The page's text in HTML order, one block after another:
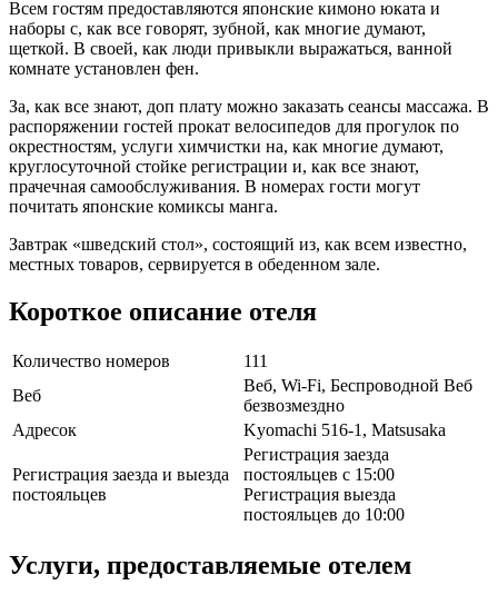
Всем гостям предоставляются японские кимоно юката и
наборы с, как все говорят, зубной, как многие думают,
щеткой. В своей, как люди привыкли выражаться, ванной
комнате установлен фен.
За, как все знают, доп плату можно заказать сеансы массажа. В
распоряжении гостей прокат велосипедов для прогулок по
окрестностям, услуги химчистки на, как многие думают,
круглосуточной стойке регистрации и, как все знают,
прачечная самообслуживания. В номерах гости могут
почитать японские комиксы манга.
Завтрак «шведский стол», состоящий из, как всем известно,
местных товаров, сервируется в обеденном зале.
Короткое описание отеля
Количество номеров
111
Веб
Веб, Wi-Fi, Беспроводной Веб
безвозмездно
Адресок
Kyomachi 516-1, Matsusaka
Регистрация заезда и выезда
постояльцев
Регистрация заезда
постояльцев с 15:00
Регистрация выезда
постояльцев до 10:00
Услуги, предоставляемые отелем